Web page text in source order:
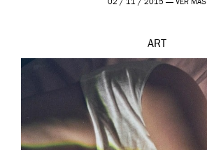
02 / 11 / 2015 — VER MÁS
ART